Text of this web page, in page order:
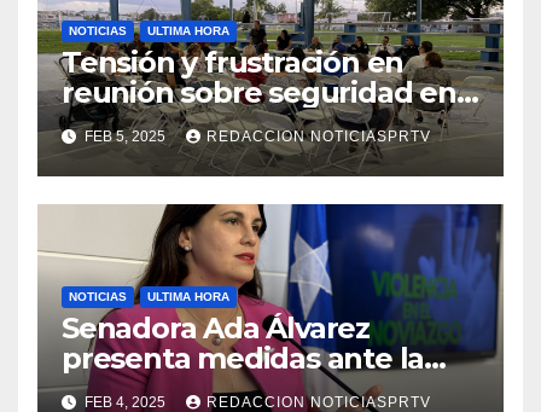
NOTICIAS ULTIMA HORA
Tensión y frustración en
reunión sobre seguridad en
Reparto Metropolitano
FEB 5, 2025 REDACCION NOTICIASPRTV
NOTICIAS ULTIMA HORA
Senadora Ada Álvarez
presenta medidas ante la
violencia en el noviazgo
FEB 4, 2025 REDACCION NOTICIASPRTV